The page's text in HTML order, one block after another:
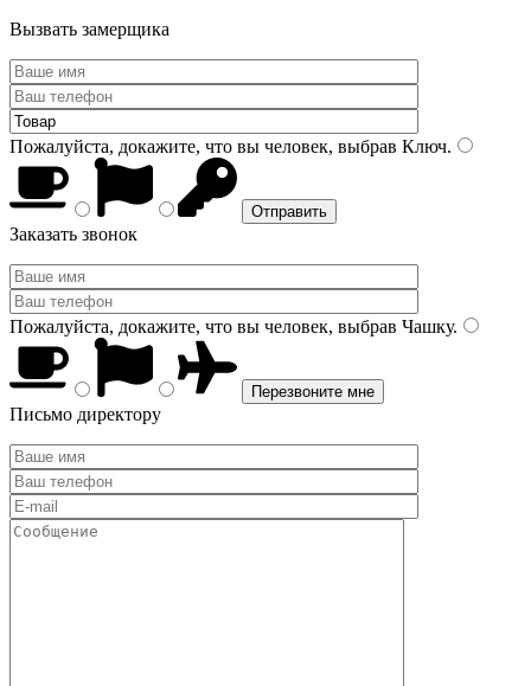
Вызвать замерщика
Пожалуйста, докажите, что вы человек, выбрав Ключ.
Заказать звонок
Пожалуйста, докажите, что вы человек, выбрав Чашку.
Письмо директору